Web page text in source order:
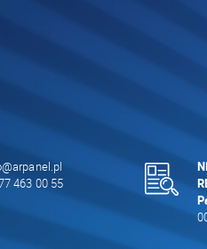
463 00 55